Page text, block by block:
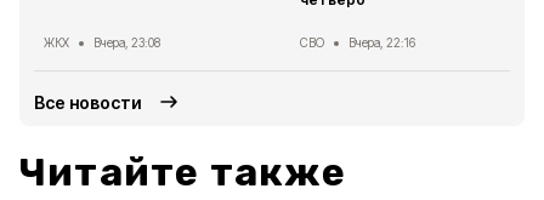
ЖКХ Вчера, 23:08 СВО Вчера, 22:16
Все новости
Читайте также